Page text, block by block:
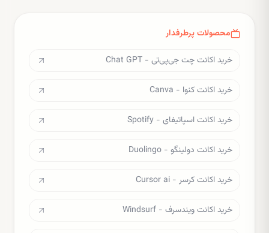
محصولات پرطرفدار
خرید اکانت چت جی‌پی‌تی - Chat GPT
خرید اکانت کنوا - Canva
خرید اکانت اسپاتیفای - Spotify
خرید اکانت دولینگو - Duolingo
خرید اکانت کرسر - Cursor ai
خرید اکانت ویندسرف - Windsurf